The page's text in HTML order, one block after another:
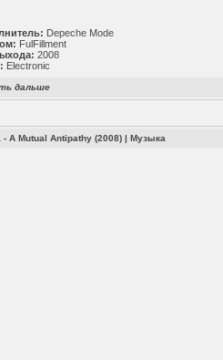
Depeche Mode
FulFillment
2008
Electronic
дальше
- A Mutual Antipathy (2008) |Музыка